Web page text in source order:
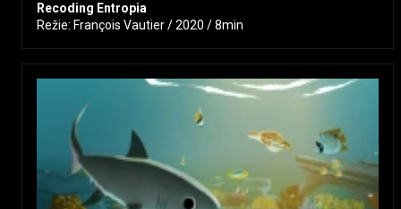
Recoding Entropia
Režie: François Vautier / 2020 / 8min